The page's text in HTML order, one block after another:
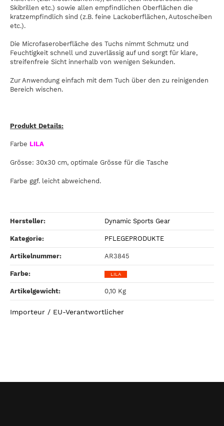
Skibrillen etc.) sowie allen empfindlichen Oberflächen die
kratzempfindlich sind (z.B. feine Lackoberflächen, Autoscheiben
etc.).
Die Microfaseroberfläche des Tuchs nimmt Schmutz und
Feuchtigkeit schnell und zuverlässig auf und sorgt für klare,
streifenfreie Sicht innerhalb von wenigen Sekunden.
Zur Anwendung einfach mit dem Tuch über den zu reinigenden
Bereich wischen.
Produkt Details:
Farbe LILA
Grösse: 30x30 cm, optimale Grösse für die Tasche
Farbe ggf. leicht abweichend.
Hersteller: Dynamic Sports Gear
Kategorie: PFLEGEPRODUKTE
Artikelnummer: AR3845
Farbe‍: LILA
Artikelgewicht‍: 0,10 Kg
Importeur / EU-Verantwortlicher